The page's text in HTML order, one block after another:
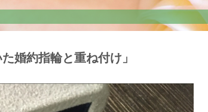
婚約指輪と重ね付け」